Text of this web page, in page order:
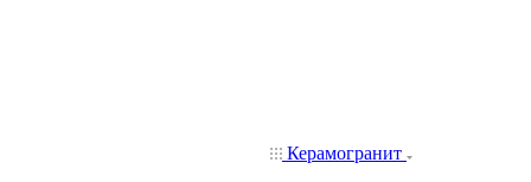
Керамогранит